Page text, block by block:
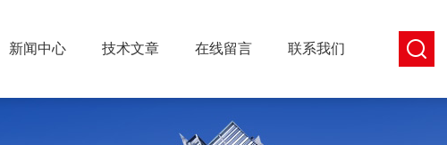
新闻中心 技术文章 在线留言 联系我们